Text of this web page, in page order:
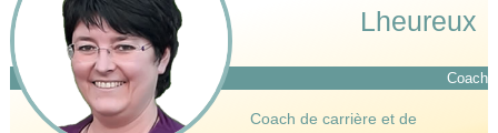
Lheureux
Coach
Coach de carrière et de